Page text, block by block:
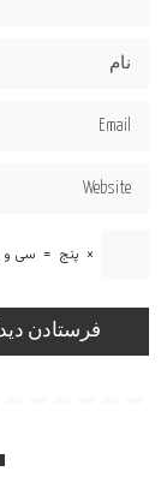
× پنج = سی و